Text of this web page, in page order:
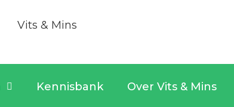
Kennisbank Over Vits & Mins